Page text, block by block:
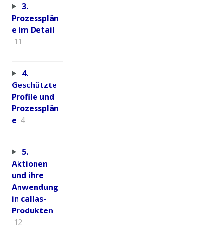
3.
Prozessplän
e im Detail
11
4.
Geschützte
Profile und
Prozessplän
e 4
5.
Aktionen
und ihre
Anwendung
in callas-
Produkten
12